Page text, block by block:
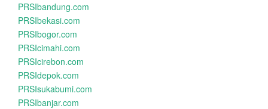
PRSIbandung.com
PRSIbekasi.com
PRSIbogor.com
PRSIcimahi.com
PRSIcirebon.com
PRSIdepok.com
PRSIsukabumi.com
PRSIbanjar.com